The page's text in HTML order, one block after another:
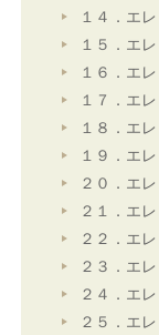
１４．エ
１５．エ
１６．エ
１７．エ
１８．エ
１９．エ
２０．エ
２１．エ
２２．エ
２３．エ
２４．エ
２５．エ